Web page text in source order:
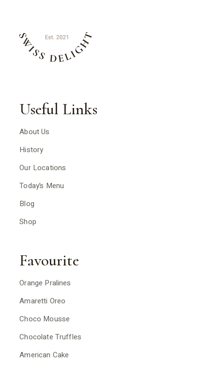
Useful Links
About Us
History
Our Locations
Today’s Menu
Blog
Shop
Favourite
Orange Pralines
Amaretti Oreo
Choco Mousse
Chocolate Truffles
American Cake